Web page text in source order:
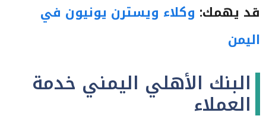
قد يهمك: وكلاء ويسترن يونيون في
اليمن
البنك الأهلي اليمني خدمة
العملاء